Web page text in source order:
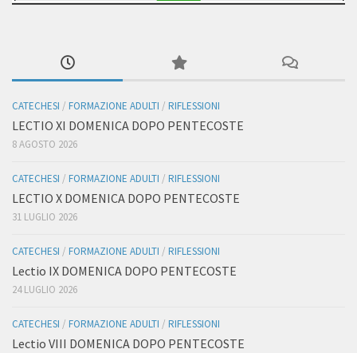
CATECHESI / FORMAZIONE ADULTI / RIFLESSIONI
LECTIO XI DOMENICA DOPO PENTECOSTE
8 AGOSTO 2026
CATECHESI / FORMAZIONE ADULTI / RIFLESSIONI
LECTIO X DOMENICA DOPO PENTECOSTE
31 LUGLIO 2026
CATECHESI / FORMAZIONE ADULTI / RIFLESSIONI
Lectio IX DOMENICA DOPO PENTECOSTE
24 LUGLIO 2026
CATECHESI / FORMAZIONE ADULTI / RIFLESSIONI
Lectio VIII DOMENICA DOPO PENTECOSTE